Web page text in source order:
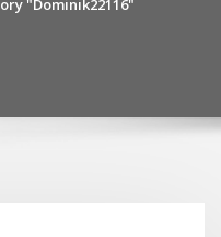
"Dominik22116"